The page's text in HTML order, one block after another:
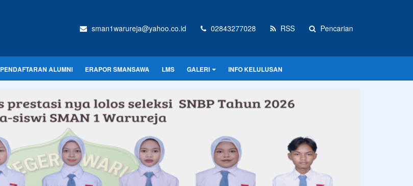
sman1warureja@yahoo.co.id 02843277028 RSS Pencarian
PENDAFTARAN ALUMNI ERAPOR SMANSAWA LMS GALERI INFO KELULUSAN